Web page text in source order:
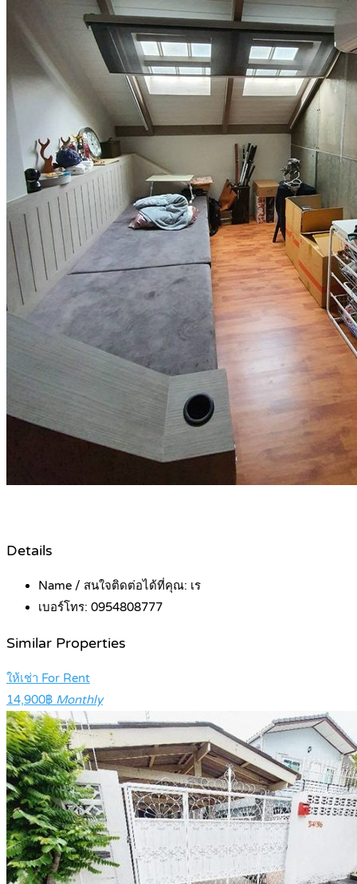
Details
Name / สนใจติดต่อได้ที่คุณ: เร
เบอร์โทร: 0954808777
Similar Properties
ให้เช่า For Rent
14,900฿ Monthly